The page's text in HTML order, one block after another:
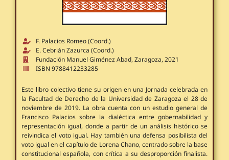
F. Palacios Romeo (Coord.)
E. Cebrián Zazurca (Coord.)
Fundación Manuel Giménez Abad, Zaragoza, 2021
ISBN 9788412233285
Este libro colectivo tiene su origen en una Jornada celebrada en
la Facultad de Derecho de la Universidad de Zaragoza el 28 de
noviembre de 2019. La obra cuenta con un estudio general de
Francisco Palacios sobre la dialéctica entre gobernabilidad y
representación igual, donde a partir de un análisis histórico se
reivindica el voto igual. Hay también una defensa posibilista del
voto igual en el capítulo de Lorena Chano, centrado sobre la base
constitucional española, con crítica a su desproporción finalista.